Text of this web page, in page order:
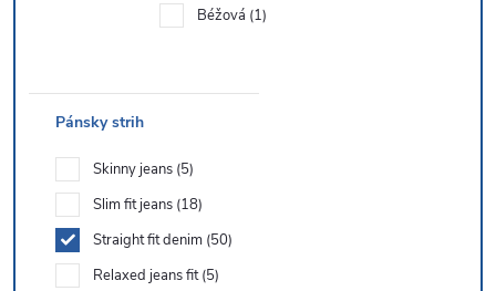
Béžová 1
Pánsky strih
Skinny jeans 5
Slim fit jeans 18
Straight fit denim 50
Relaxed jeans fit 5